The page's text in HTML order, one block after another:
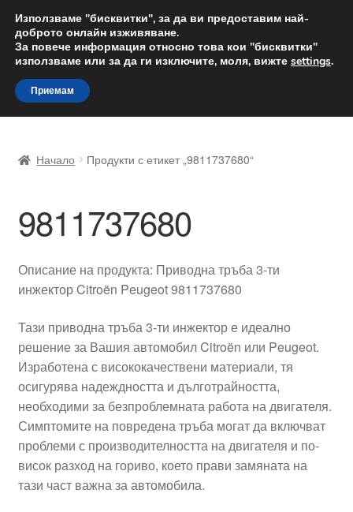
ДОСТАВКА от 12 лв.
Доставка по целия свят
Skip
to
navigation
Skip
to
content
Доставка по целия свят
Жалби
Количка
Контакт
Моята сметка
Плащанията
Политика за поверителност
Начало Продукти с етикет „9811737680“
9811737680
Описание на продукта: Приводна тръба 3-ти
инжектор Citroën Peugeot 9811737680
Тази приводна тръба 3-ти инжектор е идеално
решение за Вашия автомобил Citroën или Peugeot.
Изработена с висококачествени материали, тя
осигурява надеждността и дълготрайността,
необходими за безпроблемната работа на двигателя.
Симптомите на повредена тръба могат да включват
проблеми с производителността на двигателя и по-
висок разход на гориво, което прави замяната на
тази част важна за автомобила.
Използваме "бисквитки", за да ви предоставим най-
доброто онлайн изживяване.
За повече информация относно това кои "бисквитки"
използваме или за да ги изключите, моля, вижте settings.
Приемам